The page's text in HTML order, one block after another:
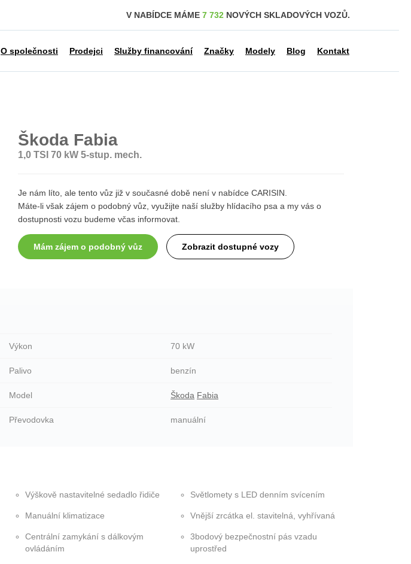
V NABÍDCE MÁME 7 732 NOVÝCH SKLADOVÝCH VOZŮ.
O společnosti Prodejci Služby financování Značky Modely Blog Kontakt
Škoda Fabia
1,0 TSI 70 kW 5-stup. mech.
Je nám líto, ale tento vůz již v současné době není v nabídce CARISIN.
Máte-li však zájem o podobný vůz, využijte naší služby hlídacího psa a my vás o
dostupnosti vozu budeme včas informovat.
Mám zájem o podobný vůz Zobrazit dostupné vozy
Výkon 70 kW
Palivo benzín
Model Škoda Fabia
Převodovka manuální
Výškově nastavitelné sedadlo řidiče
Manuální klimatizace
Centrální zamykání s dálkovým
ovládáním
Světlomety s LED denním svícením
Vnější zrcátka el. stavitelná, vyhřívaná
3bodový bezpečnostní pás vzadu
uprostřed